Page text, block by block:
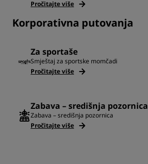
Pročitajte više
Korporativna putovanja
Za sportaše
Smještaj za sportske momčadi
Pročitajte više
Zabava – središnja pozornica
Zabava – središnja pozornica
Pročitajte više